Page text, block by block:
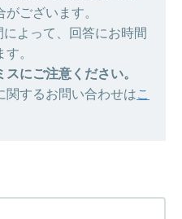
ございます。
よって、回答にお時間
。
にご注意ください。
するお問い合わせはこ